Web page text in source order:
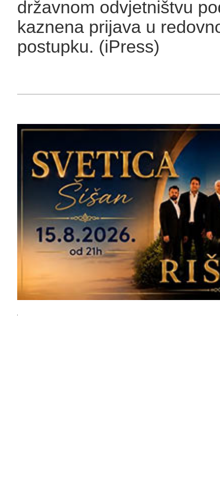
državnom odvjetništvu
kaznena prijava u
postupku. (iPress)